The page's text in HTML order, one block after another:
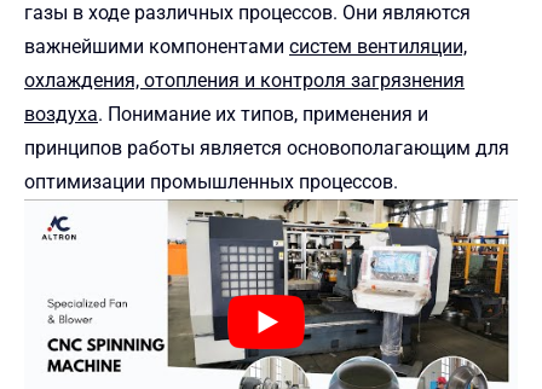
газы в ходе различных процессов. Они являются
важнейшими компонентами систем вентиляции,
охлаждения, отопления и контроля загрязнения
воздуха. Понимание их типов, применения и
принципов работы является основополагающим для
оптимизации промышленных процессов.